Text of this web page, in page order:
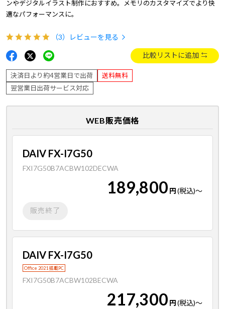
ンやデジタルイラスト制作におすすめ。メモリのカスタマイズでより快
適なパフォーマンスに。
（3） レビューを見る
比較リストに追加
決済日より約4営業日で出荷
送料無料
翌営業日出荷サービス対応
WEB販売価格
DAIV FX-I7G50
FXI7G50B7ACBW102DECWA
189,800 円(税込)～
販売終了
DAIV FX-I7G50
Office 2021 搭載PC
FXI7G50B7ACBW102BECWA
217,300 円(税込)～